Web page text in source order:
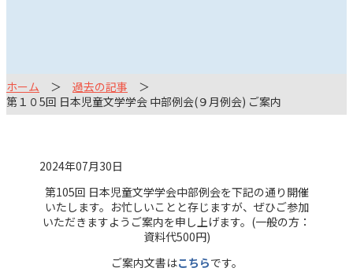
ホーム
過去の記事
第１０5回 日本児童文学学会 中部例会(９月例会) ご案内
2024年07月30日
第105回 日本児童文学学会中部例会を下記の通り開催
いたします。お忙しいことと存じますが、ぜひご参加
いただきますようご案内を申し上げます。(一般の方：
資料代500円)
ご案内文書はこちらです。